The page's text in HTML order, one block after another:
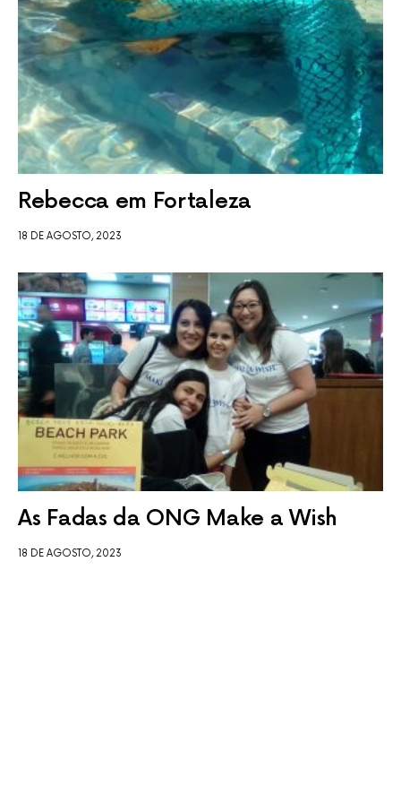
Rebecca em Fortaleza
18 DE AGOSTO, 2023
As Fadas da ONG Make a Wish
18 DE AGOSTO, 2023